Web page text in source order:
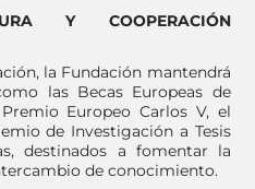
Y COOPERACIÓN
la Fundación mantendrá
las Becas Europeas de
Europeo Carlos V, el
de Investigación a Tesis
destinados a fomentar la
de conocimiento.